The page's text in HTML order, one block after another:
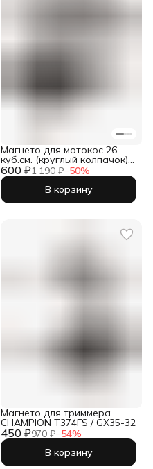
600 ₽1 190 ₽−50%
Магнето для мотокос 26
куб.см. (круглый колпачок) /
IGP 1700077
В корзину
450 ₽970 ₽−54%
Магнето для триммера
CHAMPION T374FS / GX35-32
В корзину